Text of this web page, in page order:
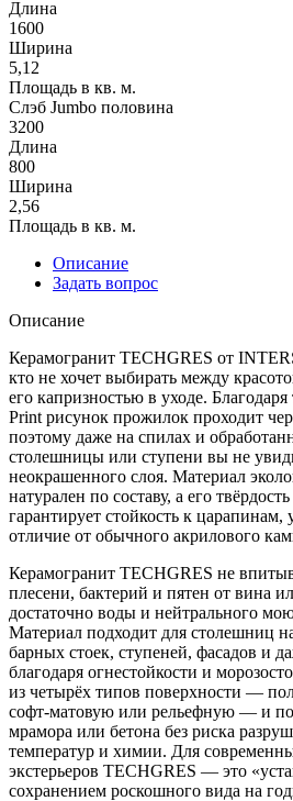
Длина
1600
Ширина
5,12
Площадь в кв. м.
Слэб Jumbo половина
3200
Длина
800
Ширина
2,56
Площадь в кв. м.
Описание
Задать вопрос
Описание
Керамогранит TECHGRES от
кто не хочет выбирать между
его капризностью в уходе.
Print рисунок прожилок проходит
поэтому даже на спилах и
столешницы или ступени вы не
неокрашенного слоя. Материал
натурален по составу, а его
гарантирует стойкость к
отличие от обычного акрилового
Керамогранит TECHGRES не
плесени, бактерий и пятен от вина
достаточно воды и нейтрального
Материал подходит для столешниц
барных стоек, ступеней, фасадов и
благодаря огнестойкости и
из четырёх типов поверхности —
софт-матовую или рельефную — и
мрамора или бетона без риска
температур и химии. Для
экстерьеров TECHGRES — это
сохранением роскошного вида на